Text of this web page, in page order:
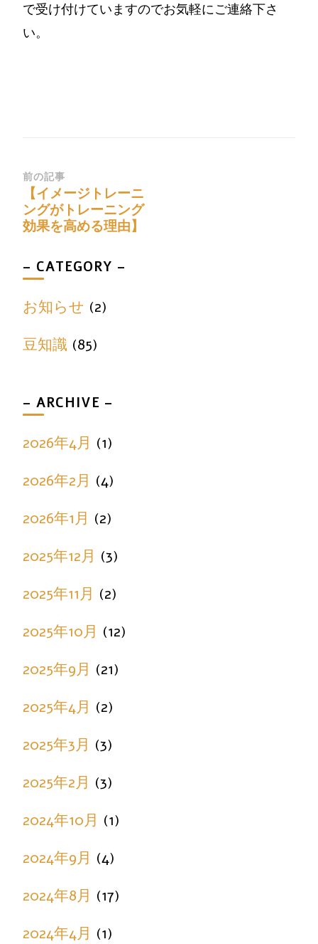
で受け付けていますのでお気軽にご連絡下さ
い。
前の記事
【イメージトレーニ
ングがトレーニング
効果を高める理由】
– CATEGORY –
お知らせ (2)
豆知識 (85)
– ARCHIVE –
2026年4月 (1)
2026年2月 (4)
2026年1月 (2)
2025年12月 (3)
2025年11月 (2)
2025年10月 (12)
2025年9月 (21)
2025年4月 (2)
2025年3月 (3)
2025年2月 (3)
2024年10月 (1)
2024年9月 (4)
2024年8月 (17)
2024年4月 (1)